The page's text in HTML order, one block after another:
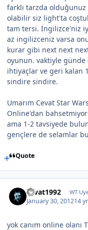
farklı tarzda
olabilir siz light'ta
tam tersi. İngilizce'niz
az ingilizceniz varsa
kurar gibi next next
oyunun. vaktiyle günde
ihtiyaçlar ve geri kalan
sindire sindire.
Umarım Cevat Star
Online'dan
ama 1-2 tavsiyede
gençlere de selamlar
Quote
cevat1992 WT
January 30, 201214 yr
yok canım online olanı